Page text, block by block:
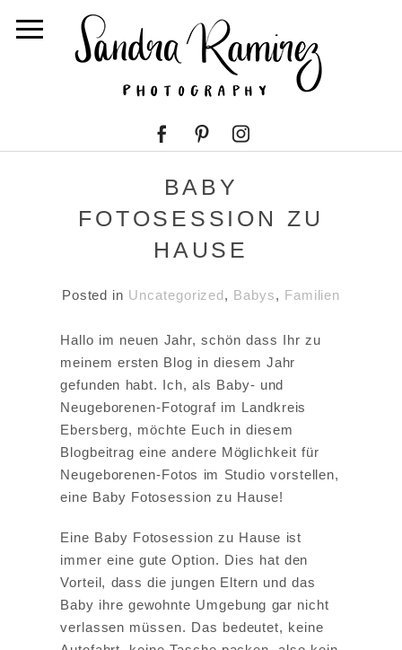
BABY
FOTOSESSION ZU
HAUSE
Posted in Uncategorized, Babys, Familien
Hallo im neuen Jahr, schön dass Ihr zu
meinem ersten Blog in diesem Jahr
gefunden habt. Ich, als Baby- und
Neugeborenen-Fotograf im Landkreis
Ebersberg, möchte Euch in diesem
Blogbeitrag eine andere Möglichkeit für
Neugeborenen-Fotos im Studio vorstellen,
eine Baby Fotosession zu Hause!
Eine Baby Fotosession zu Hause ist
immer eine gute Option. Dies hat den
Vorteil, dass die jungen Eltern und das
Baby ihre gewohnte Umgebung gar nicht
verlassen müssen. Das bedeutet, keine